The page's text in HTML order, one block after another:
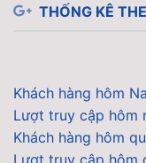
THỐNG KÊ
Khách hàng hôm
Lượt truy cập hôm
Khách hàng hôm
Lượt truy cập hôm